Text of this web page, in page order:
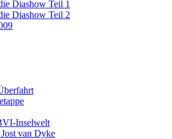
Diashow Teil 1
Diashow Teil 2
Inselwelt
van Dyke